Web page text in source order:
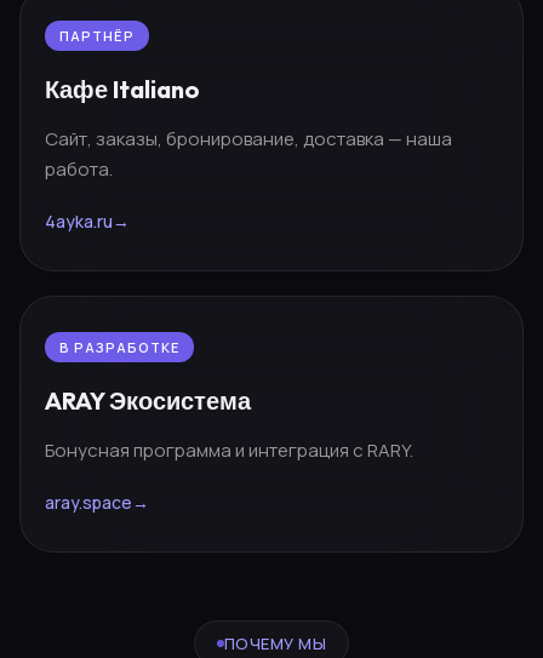
ПАРТНЁР
Кафе Italiano
Сайт, заказы, бронирование, доставка — наша
работа.
4ayka.ru→
В РАЗРАБОТКЕ
ARAY Экосистема
Бонусная программа и интеграция с RARY.
aray.space→
ПОЧЕМУ МЫ